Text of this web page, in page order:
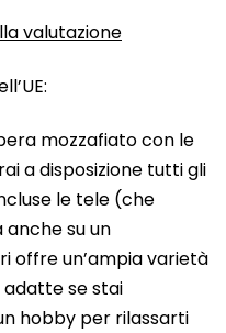
mozzafiato con le
a disposizione tutti gli
le tele (che
su un
offre un’ampia varietà
se stai
hobby per rilassarti
valutazione